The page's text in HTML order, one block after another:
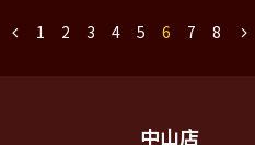
1 2 3 4 5 6 7 8
中山店